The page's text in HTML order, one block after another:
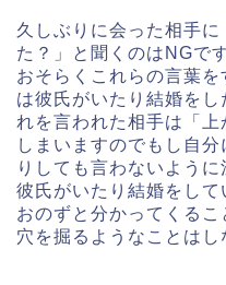
久しぶりに会った相手
た？」と聞くのはNGです
おそらくこれらの言葉
は彼氏がいたり結婚を
れを言われた相手は「
しまいますのでもし自
りしても言わないように
彼氏がいたり結婚をし
おのずと分かってくる
穴を掘るようなことはし